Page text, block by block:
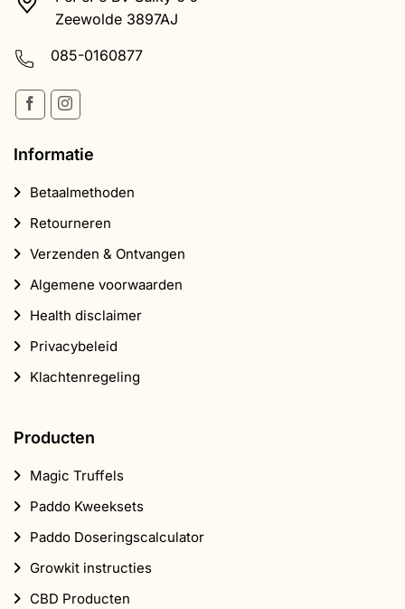
Zeewolde 3897AJ
085-0160877
Informatie
Betaalmethoden
Retourneren
Verzenden & Ontvangen
Algemene voorwaarden
Health disclaimer
Privacybeleid
Klachtenregeling
Producten
Magic Truffels
Paddo Kweeksets
Paddo Doseringscalculator
Growkit instructies
CBD Producten